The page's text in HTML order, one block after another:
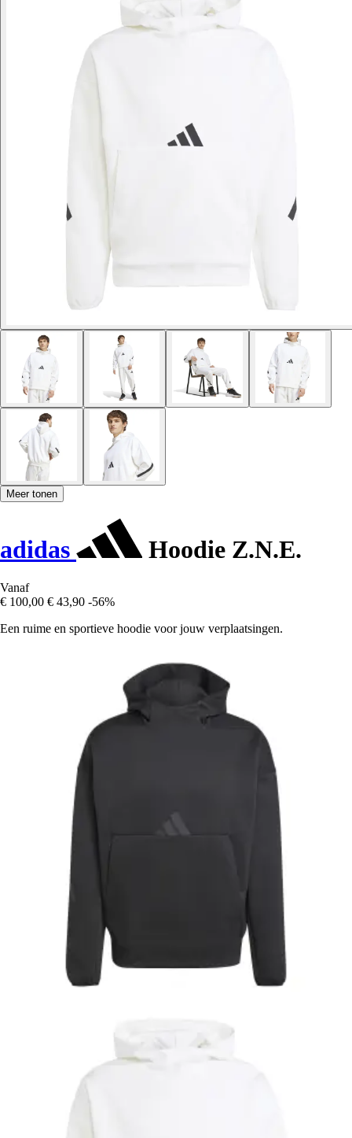
Meer tonen
adidas Hoodie Z.N.E.
Vanaf
€ 100,00 € 43,90 -56%
Een ruime en sportieve hoodie voor jouw verplaatsingen.